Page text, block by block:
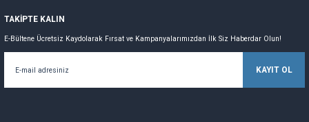
TAKİPTE KALIN
E-Bültene Ücretsiz Kaydolarak Fırsat ve Kampanyalarımızdan İlk Siz Haberdar Olun!
KAYIT OL